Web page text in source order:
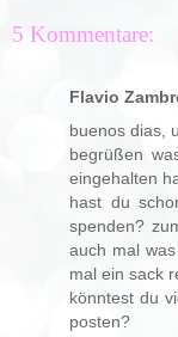
5 Kommentare:
Flavio
buenos dias,
begrüßen
eingehalten
hast du
spenden?
auch mal
mal ein sack
könntest du
posten?